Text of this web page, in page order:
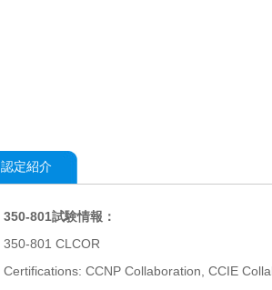
認定紹介
350-801試験情報：
350-801 CLCOR
Certifications: CCNP Collaboration, CCIE